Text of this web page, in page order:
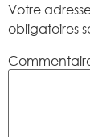
Votre
obligatoires